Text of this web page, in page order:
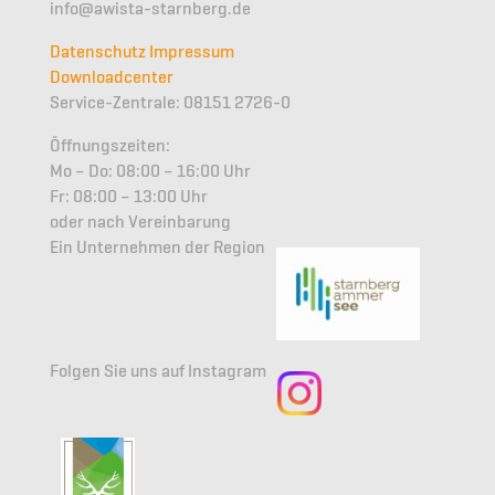
info@awista-starnberg.de
Datenschutz Impressum
Downloadcenter
Service-Zentrale: 08151 2726-0
Öffnungszeiten:
Mo – Do: 08:00 – 16:00 Uhr
Fr: 08:00 – 13:00 Uhr
oder nach Vereinbarung
Ein Unternehmen der Region
Folgen Sie uns auf Instagram